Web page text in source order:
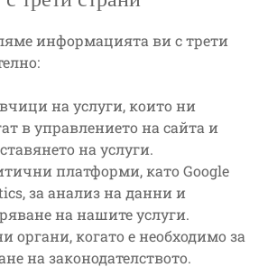
информацията ви с трети
на услуги, които ни
в управлението на сайта и
на услуги.
платформи, като Google
за анализ на данни и
на нашите услуги.
органи, когато е необходимо за
на законодателството.